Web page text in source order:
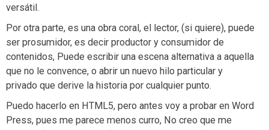
versátil.
Por otra parte, es una obra coral, el lector, (si quiere), puede
ser prosumidor, es decir productor y consumidor de
contenidos, Puede escribir una escena alternativa a aquella
que no le convence, o abrir un nuevo hilo particular y
privado que derive la historia por cualquier punto.
Puedo hacerlo en HTML5, pero antes voy a probar en Word
Press, pues me parece menos curro, No creo que me